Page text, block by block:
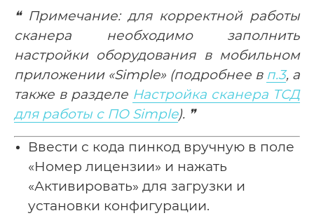
❝ Примечание: для корректной работы
сканера необходимо заполнить
настройки оборудования в мобильном
приложении «Simple» (подробнее в п.3, а
также в разделе Настройка сканера ТСД
для работы с ПО Simple). ❞
Ввести с кода пинкод вручную в поле
«Номер лицензии» и нажать
«Активировать» для загрузки и
установки конфигурации.